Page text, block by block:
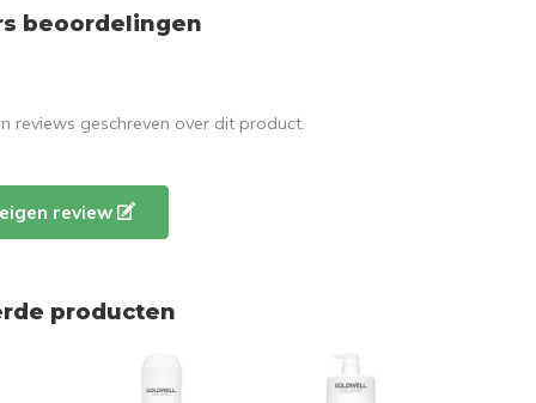
beoordelingen
reviews geschreven over dit product.
review
producten